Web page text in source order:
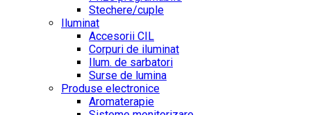
Stechere/cuple
Iluminat
Accesorii CIL
Corpuri de iluminat
Ilum. de sarbatori
Surse de lumina
Produse electronice
Aromaterapie